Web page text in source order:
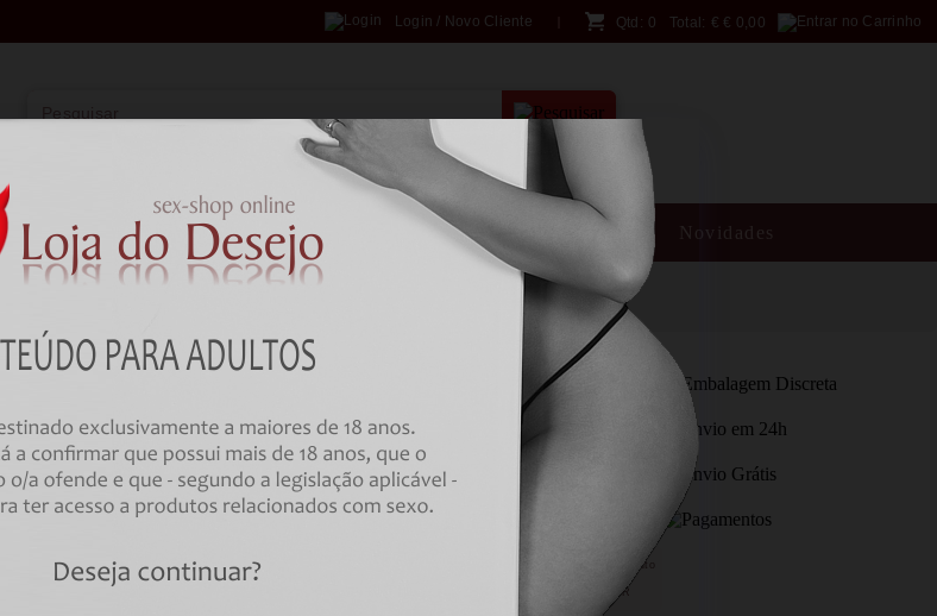
Login / Novo Cliente Qtd: 0 Total: € € 0,00
PESQUISA AVANÇADA
Lingerie Farmácia Brincadeiras Novidades
DIABLO PICANTE - BROWN BREAST-SHAPED
STRESS TOY
Código:00033224
SUGERIR